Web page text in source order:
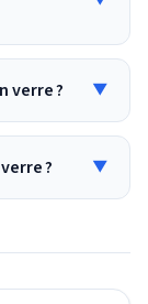
verre ? ▼
? ▼